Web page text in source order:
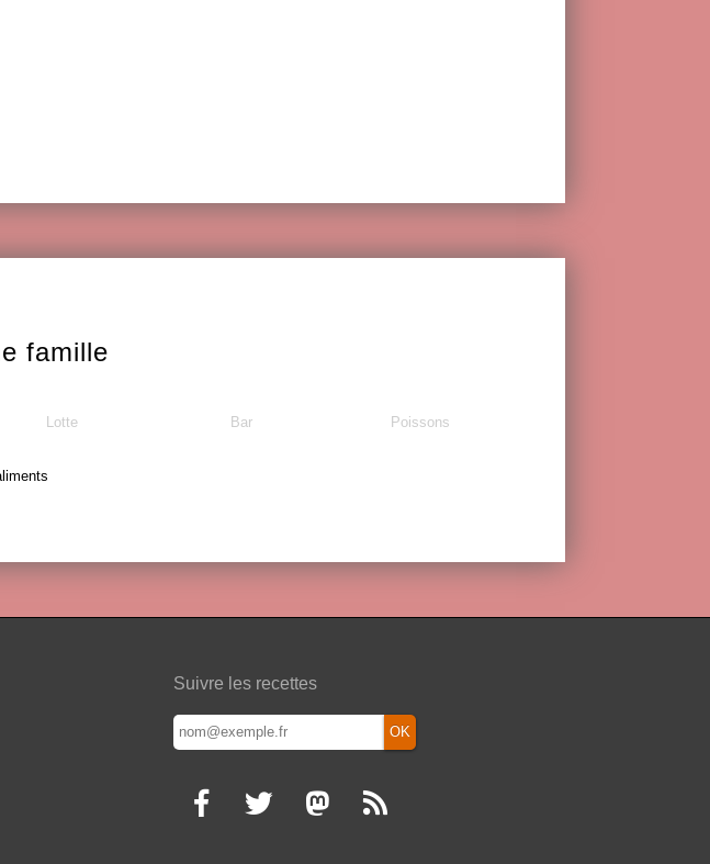
famille
Lotte Bar Poissons
Suivre les recettes
OK